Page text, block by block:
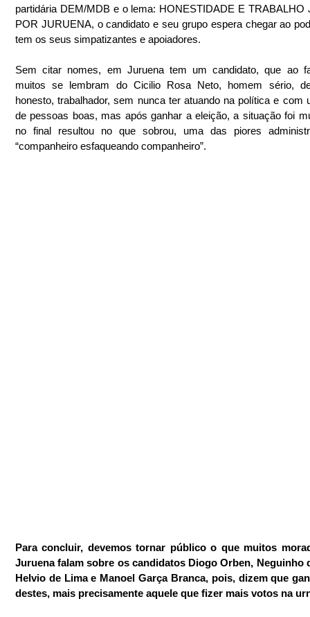
partidária DEM/MDB e o lema: HONESTIDADE E TRABALHO
POR JURUENA, o candidato e seu grupo espera chegar ao
tem os seus simpatizantes e apoiadores.
Sem citar nomes, em Juruena tem um candidato, que ao
muitos se lembram do Cicilio Rosa Neto, homem sério,
honesto, trabalhador, sem nunca ter atuando na política e com
de pessoas boas, mas após ganhar a eleição, a situação foi
no final resultou no que sobrou, uma das piores
“companheiro esfaqueando companheiro”.
Para concluir, devemos tornar público o que muitos
Juruena falam sobre os candidatos Diogo Orben, Neguinho
Helvio de Lima e Manoel Garça Branca, pois, dizem que
destes, mais precisamente aquele que fizer mais votos na